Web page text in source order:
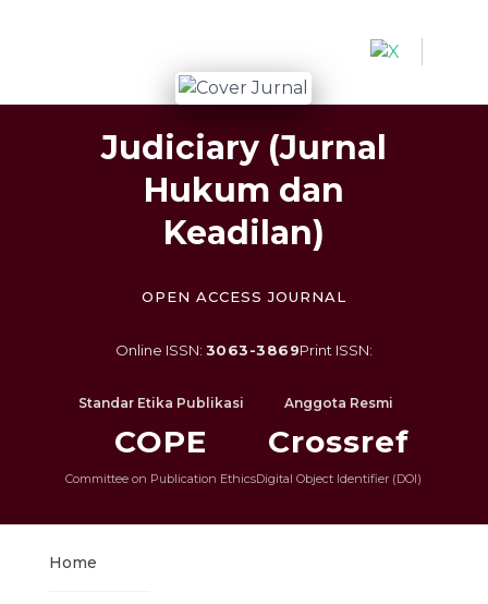
Judiciary (Jurnal
Hukum dan
Keadilan)
OPEN ACCESS JOURNAL
Online ISSN: 3063-3869Print ISSN:
Standar Etika Publikasi
COPE
Committee on Publication Ethics
Anggota Resmi
Crossref
Digital Object Identifier (DOI)
Home